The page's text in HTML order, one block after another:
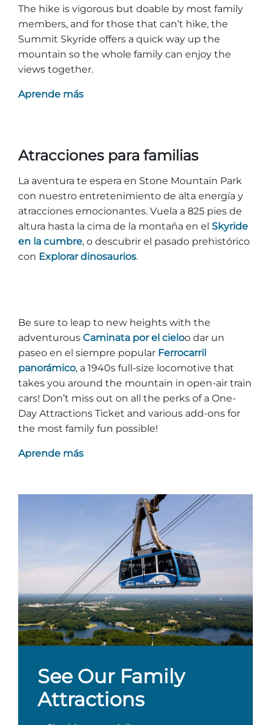
The hike is vigorous but doable by most family
members, and for those that can’t hike, the
Summit Skyride offers a quick way up the
mountain so the whole family can enjoy the
views together.
Aprende más
Atracciones para familias
La aventura te espera en Stone Mountain Park
con nuestro entretenimiento de alta energía y
atracciones emocionantes. Vuela a 825 pies de
altura hasta la cima de la montaña en el Skyride
en la cumbre, o descubrir el pasado prehistórico
con Explorar dinosaurios.
Be sure to leap to new heights with the
adventurous Caminata por el cieloo dar un
paseo en el siempre popular Ferrocarril
panorámico, a 1940s full-size locomotive that
takes you around the mountain in open-air train
cars! Don’t miss out on all the perks of a One-
Day Attractions Ticket and various add-ons for
the most family fun possible!
Aprende más
See Our Family
Attractions